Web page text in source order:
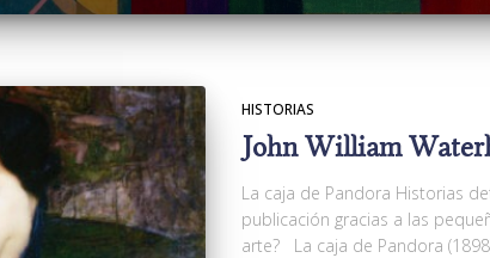
HISTORIAS
John William
La caja de Pandora Historias
publicación gracias a las
arte? La caja de Pandora